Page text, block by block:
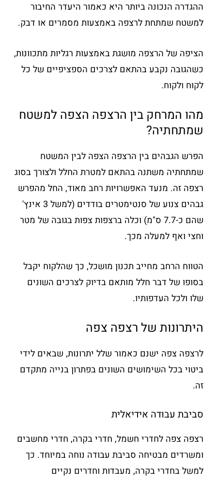
ההגדרה הנכונה ביותר היא כאמור היעדר החיבור
למשטח שמתחת לרצפה באמצעות מסמרים או דבק.
הציפה של הרצפה מושגת באמצעות רגליות מתכוונות,
כשהגובה נקבע בהתאם לצרכים הספציפיים של כל
לקוח ולקוח.
מהו המרחק בין הרצפה הצפה למשטח
שמתחתיה?
הפרש הגבהים בין הרצפה הצפה לבין המשטח
שמתחתיה משתנה בהתאם למטרת החלל ולצורך בסוג
רצפה זה. מנעד האפשרויות רחב מאוד, החל מהפרש
גבהים צנוע של סנטימטרים בודדים (למשל 3 אינץ'
שהם כ-7.7 ס"מ) וכלה ברצפות צפות בגובה של מטר
וחצי ואף למעלה מכך.
הטווח הרחב מחייב תכנון מושכל, כך שהלקוח יקבל
בסופו של דבר חלל מותאם בדיוק לצרכים השונים
שלו ולכל העדפותיו.
היתרונות של רצפה צפה
לרצפה צפה ישנם כאמור שלל יתרונות, שבאים לידי
ביטוי בכל השימושים השונים בפתרון בנייה מתקדם
זה.
סביבת עבודה אידיאלית
רצפה צפה לחדרי חשמל, חדרי בקרה, חדרי מחשבים
ומשרדים מבטיחה סביבת עבודה נוחה במיוחד. כך
למשל בחדרי בקרה, מעבדות וחדרים נקיים